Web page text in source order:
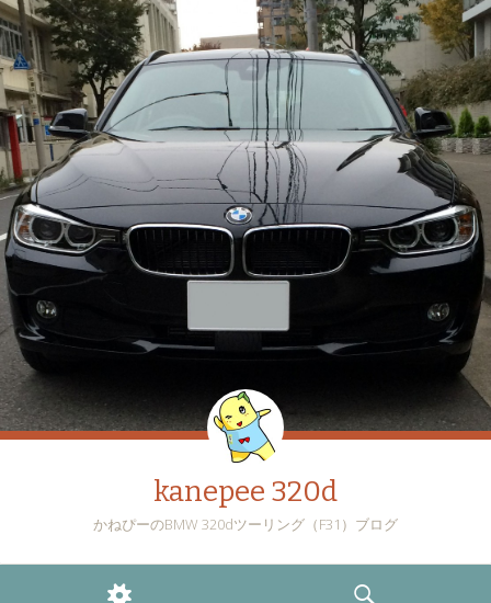
kanepee 320d
かねぴーのBMW 320dツーリング（F31）ブログ